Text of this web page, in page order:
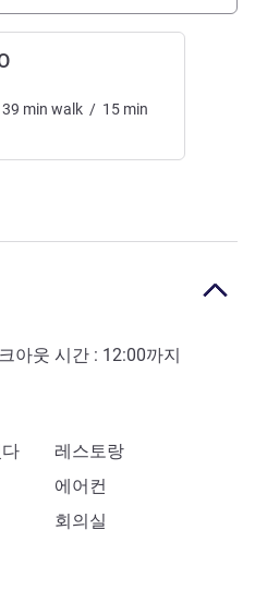
39 min walk / 15 min
아웃 시간 : 12:00까지
레스토랑
에어컨
회의실